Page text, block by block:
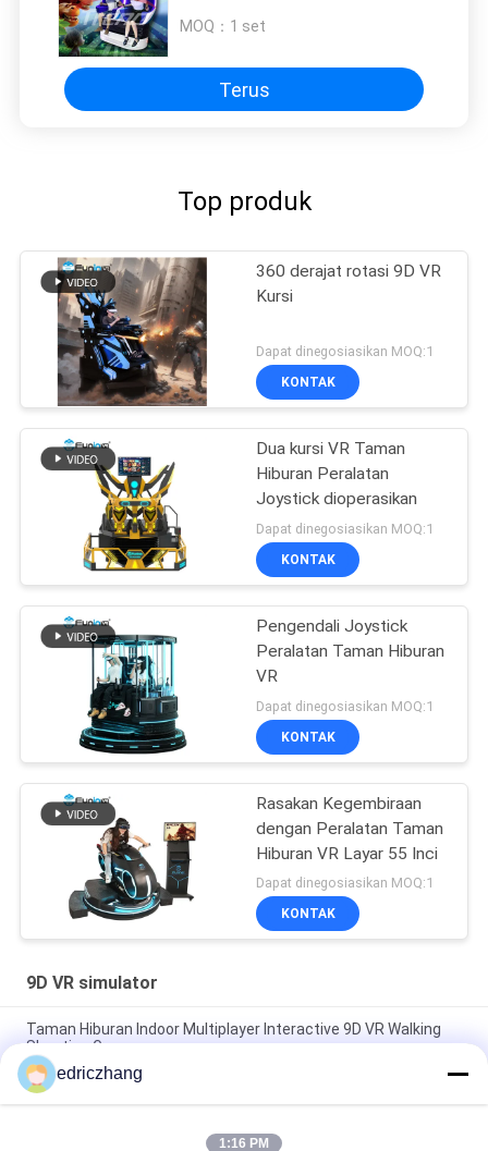
MOQ： 1 set
Terus
Top produk
360 derajat rotasi 9D VR
Kursi
Dapat dinegosiasikan MOQ:1
KONTAK
Dua kursi VR Taman
Hiburan Peralatan
Joystick dioperasikan
Dapat dinegosiasikan MOQ:1
KONTAK
Pengendali Joystick
Peralatan Taman Hiburan
VR
Dapat dinegosiasikan MOQ:1
KONTAK
Rasakan Kegembiraan
dengan Peralatan Taman
Hiburan VR Layar 55 Inci
Dapat dinegosiasikan MOQ:1
KONTAK
9D VR simulator
Taman Hiburan Indoor Multiplayer Interactive 9D VR Walking
Shooting Game
VR Simulator Indoor 9D VR Simulator Game Machine Dengan 6
Kursi simulator 9d
edriczhang
1:16 PM